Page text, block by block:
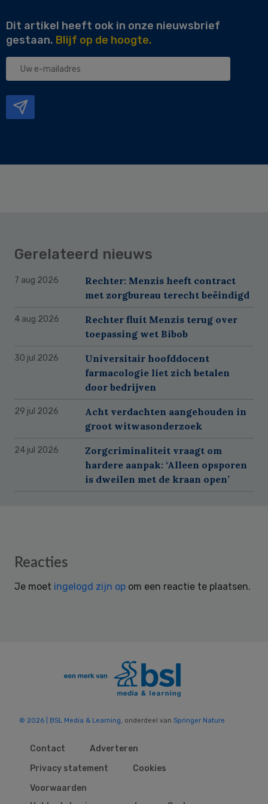
Dit artikel heeft ook in onze nieuwsbrief
gestaan. Blijf op de hoogte.
Uw
Gerelateerd nieuws
7 aug 2026
Rechter: Menzis heeft contract
met zorgbureau terecht beëindigd
4 aug 2026
Rechter fluit Menzis terug over
toepassing wet Bibob
30 jul 2026
Universitair hoofddocent
farmacologie liet zich betalen
door bedrijven
29 jul 2026
Acht verdachten aangehouden in
groot witwasonderzoek
24 jul 2026
Zorgcriminaliteit vraagt om
hardere aanpak: ‘Alleen opsporen
is dweilen met de kraan open’
Reader
Reacties
Je moet ingelogd zijn op om een reactie te plaatsen.
© 2026 | BSL Media & Learning, onderdeel van Springer Nature
Contact
Adverteren
Privacy statement
Cookies
Voorwaarden